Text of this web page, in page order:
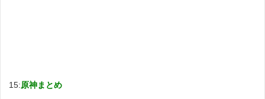
15:原神まとめ